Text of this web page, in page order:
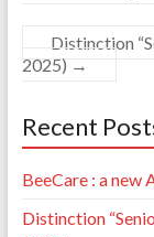
Distinction
2025) →
Recent
BeeCare : a new
Distinction